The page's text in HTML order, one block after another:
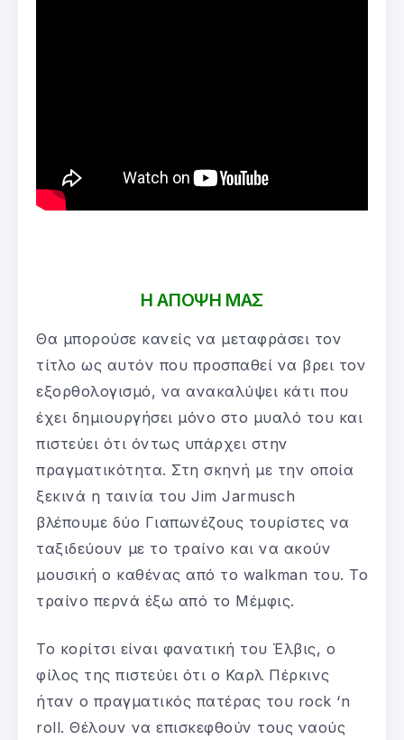
Η ΑΠΟΨΗ ΜΑΣ
Θα μπορούσε κανείς να μεταφράσει τον
τίτλο ως αυτόν που προσπαθεί να βρει τον
εξορθολογισμό, να ανακαλύψει κάτι που
έχει δημιουργήσει μόνο στο μυαλό του και
πιστεύει ότι όντως υπάρχει στην
πραγματικότητα. Στη σκηνή με την οποία
ξεκινά η ταινία του Jim Jarmusch
βλέπουμε δύο Γιαπωνέζους τουρίστες να
ταξιδεύουν με το τραίνο και να ακούν
μουσική ο καθένας από το walkman του. Το
τραίνο περνά έξω από το Μέμφις.
Το κορίτσι είναι φανατική του Έλβις, ο
φίλος της πιστεύει ότι ο Καρλ Πέρκινς
ήταν ο πραγματικός πατέρας του rock ‘n
roll. Θέλουν να επισκεφθούν τους ναούς